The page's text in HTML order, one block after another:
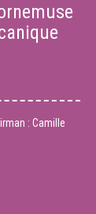
: Camille